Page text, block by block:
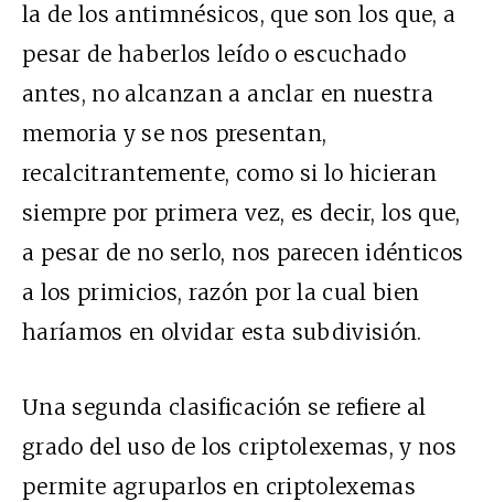
la de los antimnésicos, que son los que, a
pesar de haberlos leído o escuchado
antes, no alcanzan a anclar en nuestra
memoria y se nos presentan,
recalcitrantemente, como si lo hicieran
siempre por primera vez, es decir, los que,
a pesar de no serlo, nos parecen idénticos
a los primicios, razón por la cual bien
haríamos en olvidar esta subdivisión.
Una segunda clasificación se refiere al
grado del uso de los criptolexemas, y nos
permite agruparlos en criptolexemas